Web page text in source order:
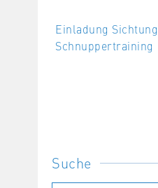
Einladung
Schnuppertraining
Suche